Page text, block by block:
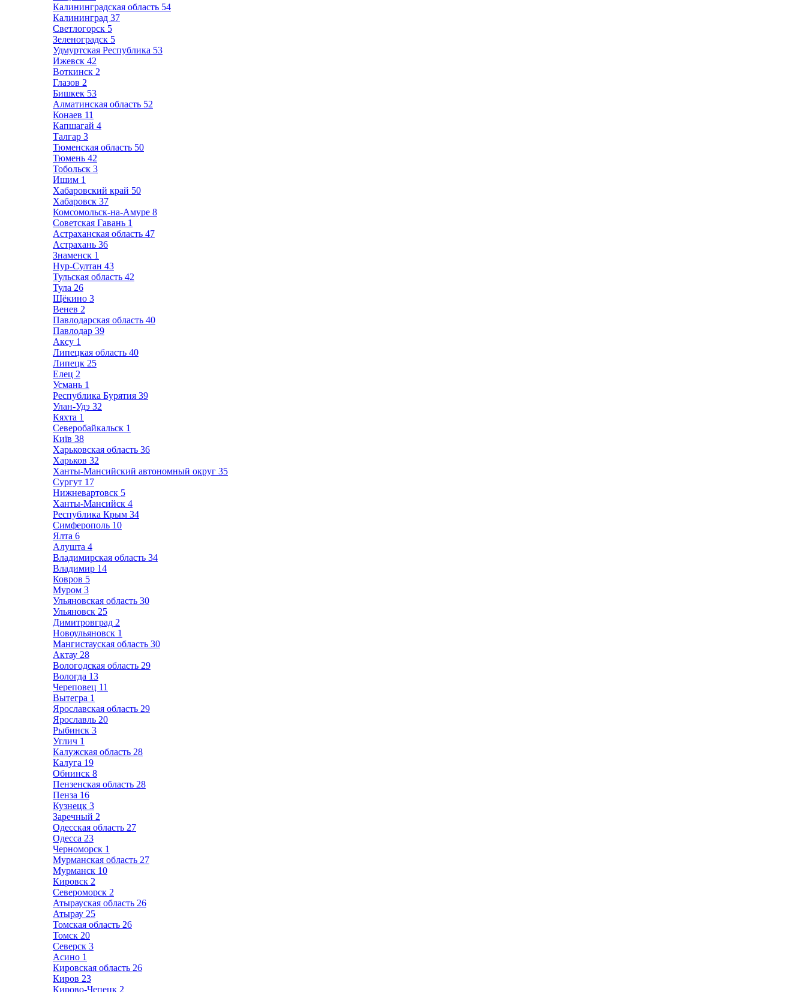
Калининградская область 54
Калининград 37
Светлогорск 5
Зеленоградск 5
Удмуртская Республика 53
Ижевск 42
Воткинск 2
Глазов 2
Бишкек 53
Алматинская область 52
Конаев 11
Капшагай 4
Талгар 3
Тюменская область 50
Тюмень 42
Тобольск 3
Ишим 1
Хабаровский край 50
Хабаровск 37
Комсомольск-на-Амуре 8
Советская Гавань 1
Астраханская область 47
Астрахань 36
Знаменск 1
Нур-Султан 43
Тульская область 42
Тула 26
Щёкино 3
Венев 2
Павлодарская область 40
Павлодар 39
Аксу 1
Липецкая область 40
Липецк 25
Елец 2
Усмань 1
Республика Бурятия 39
Улан-Удэ 32
Кяхта 1
Северобайкальск 1
Київ 38
Харьковская область 36
Харьков 32
Ханты-Мансийский автономный округ 35
Сургут 17
Нижневартовск 5
Ханты-Мансийск 4
Республика Крым 34
Симферополь 10
Ялта 6
Алушта 4
Владимирская область 34
Владимир 14
Ковров 5
Муром 3
Ульяновская область 30
Ульяновск 25
Димитровград 2
Новоульяновск 1
Мангистауская область 30
Актау 28
Вологодская область 29
Вологда 13
Череповец 11
Вытегра 1
Ярославская область 29
Ярославль 20
Рыбинск 3
Углич 1
Калужская область 28
Калуга 19
Обнинск 8
Пензенская область 28
Пенза 16
Кузнецк 3
Заречный 2
Одесская область 27
Одесса 23
Черноморск 1
Мурманская область 27
Мурманск 10
Кировск 2
Североморск 2
Атырауская область 26
Атырау 25
Томская область 26
Томск 20
Северск 3
Асино 1
Кировская область 26
Киров 23
Кирово-Чепецк 2